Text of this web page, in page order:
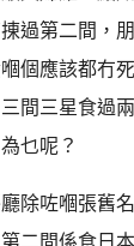
過第二間，
個應該都冇
間三星食過
乜呢？
除咗嗰張舊